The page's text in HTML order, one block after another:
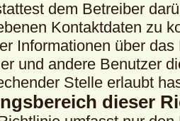
dem Betreiber
Kontaktdaten zu
Informationen über
und andere Benutzer
Stelle erlaubt
dieser